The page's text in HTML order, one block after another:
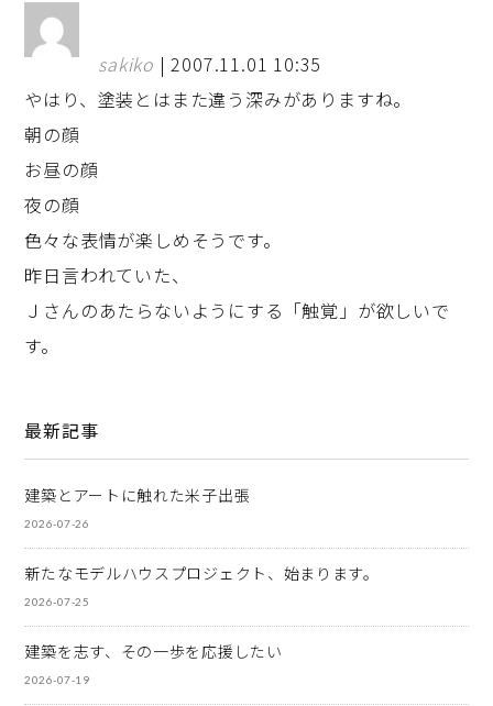
sakiko | 2007.11.01 10:35
やはり、塗装とはまた違う深みがありますね。
朝の顔
お昼の顔
夜の顔
色々な表情が楽しめそうです。
昨日言われていた、
Ｊさんのあたらないようにする「触覚」が欲しいで
す。
最新記事
建築とアートに触れた米子出張
2026-07-26
新たなモデルハウスプロジェクト、始まります。
2026-07-25
建築を志す、その一歩を応援したい
2026-07-19